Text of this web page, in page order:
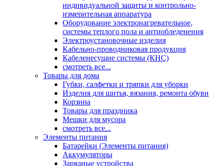
индивидуальной защиты и контрольно-
измерительная аппаратура
Оборудование электронагревательное,
системы теплого пола и антиобледенения
Электроустановочные изделия
Кабельно-проводниковая продукция
Кабеленесущие системы (КНС)
смотреть все...
Товары для дома
Губки, салфетки и тряпки для уборки
Изделия для шитья, вязания, ремонта обуви
Корзина
Товары для праздника
Мешки для мусора
смотреть все...
Элементы питания
Батарейки (Элементы питания)
Аккумуляторы
Зарядные устройства